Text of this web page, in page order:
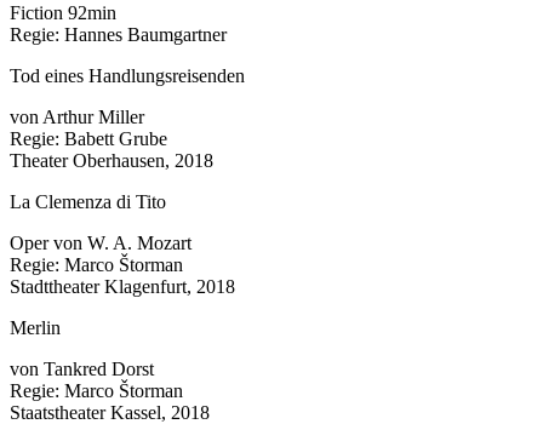
Fiction 92min
Regie: Hannes Baumgartner
Tod eines Handlungsreisenden
von Arthur Miller
Regie: Babett Grube
Theater Oberhausen, 2018
La Clemenza di Tito
Oper von W. A. Mozart
Regie: Marco Štorman
Stadttheater Klagenfurt, 2018
Merlin
von Tankred Dorst
Regie: Marco Štorman
Staatstheater Kassel, 2018